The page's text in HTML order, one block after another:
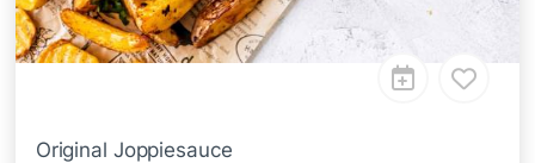
Original Joppiesauce